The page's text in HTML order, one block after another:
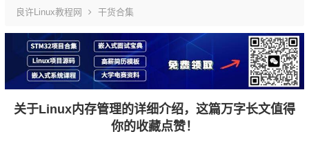
良许Linux教程网 干货合集
关于Linux内存管理的详细介绍，这篇万字长文值得
你的收藏点赞！